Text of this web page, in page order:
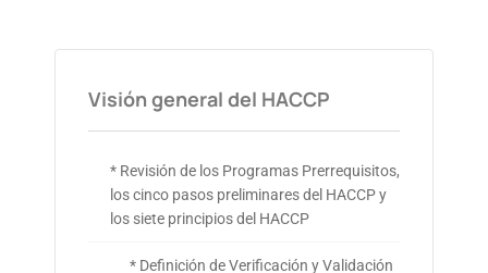
Visión general del HACCP
* Revisión de los Programas Prerrequisitos,
los cinco pasos preliminares del HACCP y
los siete principios del HACCP
* Definición de Verificación y Validación